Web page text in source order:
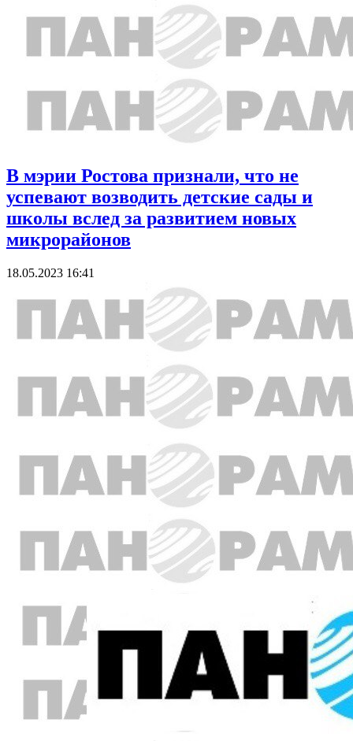
В мэрии Ростова признали, что не
успевают возводить детские сады и
школы вслед за развитием новых
микрорайонов
18.05.2023 16:41